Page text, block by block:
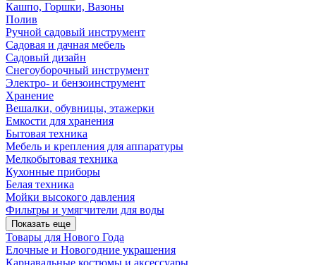
Кашпо, Горшки, Вазоны
Полив
Ручной садовый инструмент
Садовая и дачная мебель
Садовый дизайн
Снегоуборочный инструмент
Электро- и бензоинструмент
Хранение
Вешалки, обувницы, этажерки
Емкости для хранения
Бытовая техника
Мебель и крепления для аппаратуры
Мелкобытовая техника
Кухонные приборы
Белая техника
Мойки высокого давления
Фильтры и умягчители для воды
Показать еще
Товары для Нового Года
Елочные и Новогодние украшения
Карнавальные костюмы и аксессуары